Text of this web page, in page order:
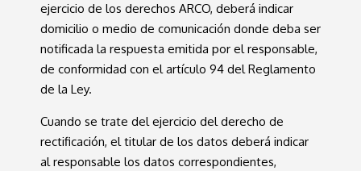
ejercicio de los derechos ARCO, deberá indicar
domicilio o medio de comunicación donde deba ser
notificada la respuesta emitida por el responsable,
de conformidad con el artículo 94 del Reglamento
de la Ley.
Cuando se trate del ejercicio del derecho de
rectificación, el titular de los datos deberá indicar
al responsable los datos correspondientes,